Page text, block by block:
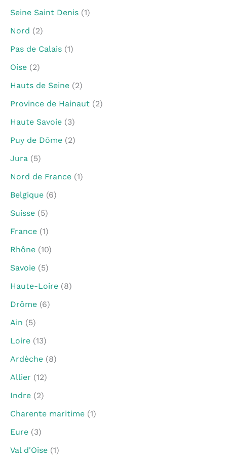
Seine Saint Denis (1)
Nord (2)
Pas de Calais (1)
Oise (2)
Hauts de Seine (2)
Province de Hainaut (2)
Haute Savoie (3)
Puy de Dôme (2)
Jura (5)
Nord de France (1)
Belgique (6)
Suisse (5)
France (1)
Rhône (10)
Savoie (5)
Haute-Loire (8)
Drôme (6)
Ain (5)
Loire (13)
Ardèche (8)
Allier (12)
Indre (2)
Charente maritime (1)
Eure (3)
Val d'Oise (1)